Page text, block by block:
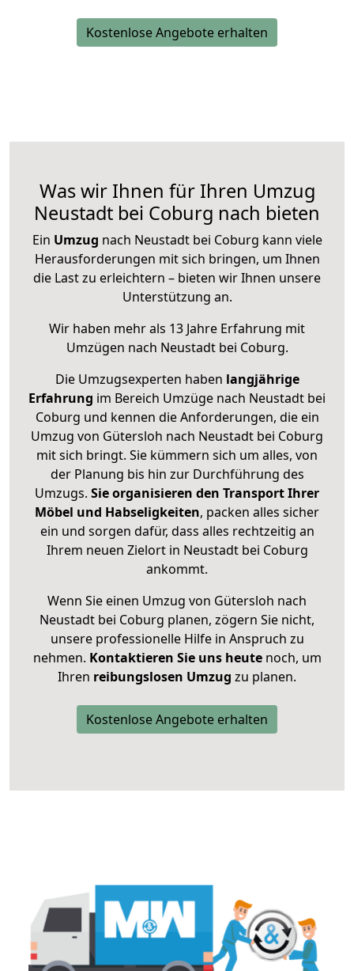
Kostenlose Angebote erhalten
Was wir Ihnen für Ihren Umzug
Neustadt bei Coburg nach bieten
Ein Umzug nach Neustadt bei Coburg kann viele
Herausforderungen mit sich bringen, um Ihnen
die Last zu erleichtern – bieten wir Ihnen unsere
Unterstützung an.
Wir haben mehr als 13 Jahre Erfahrung mit
Umzügen nach Neustadt bei Coburg.
Die Umzugsexperten haben langjährige
Erfahrung im Bereich Umzüge nach Neustadt bei
Coburg und kennen die Anforderungen, die ein
Umzug von Gütersloh nach Neustadt bei Coburg
mit sich bringt. Sie kümmern sich um alles, von
der Planung bis hin zur Durchführung des
Umzugs. Sie organisieren den Transport Ihrer
Möbel und Habseligkeiten, packen alles sicher
ein und sorgen dafür, dass alles rechtzeitig an
Ihrem neuen Zielort in Neustadt bei Coburg
ankommt.
Wenn Sie einen Umzug von Gütersloh nach
Neustadt bei Coburg planen, zögern Sie nicht,
unsere professionelle Hilfe in Anspruch zu
nehmen. Kontaktieren Sie uns heutenoch, um
Ihren reibungslosen Umzug zu planen.
Kostenlose Angebote erhalten